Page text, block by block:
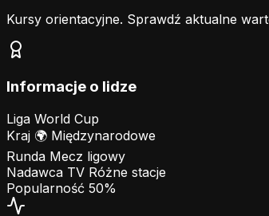
Kursy orientacyjne. Sprawdź aktualne
Informacje o lidze
Liga World Cup
Kraj 🌍 Międzynarodowe
Runda Mecz ligowy
Nadawca TV Różne stacje
Popularność 50%